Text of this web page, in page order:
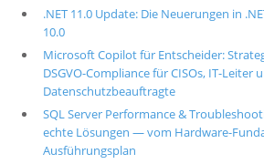
.NET 11.0 Update: Die Neuerungen in
10.0
Microsoft Copilot für Entscheider:
DSGVO-Compliance für CISOs, IT-Leiter
Datenschutzbeauftragte
SQL Server Performance &
echte Lösungen — vom Hardware-
Ausführungsplan